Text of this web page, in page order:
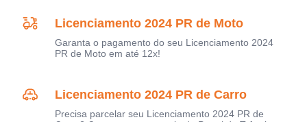
Licenciamento 2024 PR de Moto
Garanta o pagamento do seu Licenciamento 2024
PR de Moto em até 12x!
Licenciamento 2024 PR de Carro
Precisa parcelar seu Licenciamento 2024 PR de